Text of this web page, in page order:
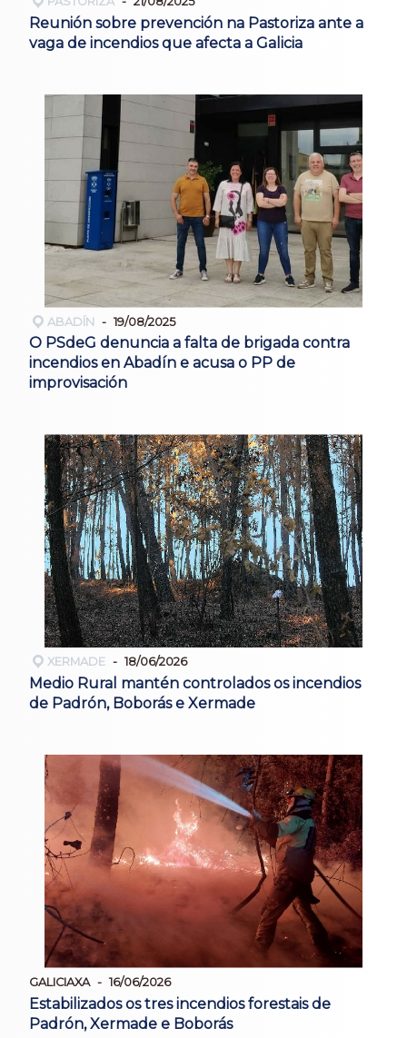
Reunión sobre prevención na Pastoriza ante a
vaga de incendios que afecta a Galicia
ABADÍN 19/08/2025
O PSdeG denuncia a falta de brigada contra
incendios en Abadín e acusa o PP de
improvisación
XERMADE 18/06/2026
Medio Rural mantén controlados os incendios
de Padrón, Boborás e Xermade
GALICIAXA 16/06/2026
Estabilizados os tres incendios forestais de
Padrón, Xermade e Boborás